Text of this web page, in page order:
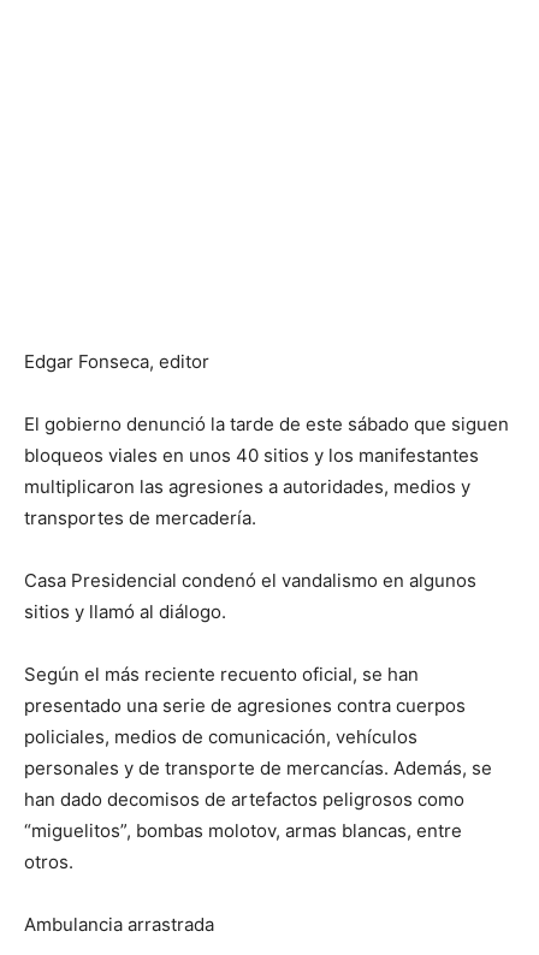
Edgar Fonseca, editor
El gobierno denunció la tarde de este sábado que siguen
bloqueos viales en unos 40 sitios y los manifestantes
multiplicaron las agresiones a autoridades, medios y
transportes de mercadería.
Casa Presidencial condenó el vandalismo en algunos
sitios y llamó al diálogo.
Según el más reciente recuento oficial, se han
presentado una serie de agresiones contra cuerpos
policiales, medios de comunicación, vehículos
personales y de transporte de mercancías. Además, se
han dado decomisos de artefactos peligrosos como
“miguelitos”, bombas molotov, armas blancas, entre
otros.
Ambulancia arrastrada